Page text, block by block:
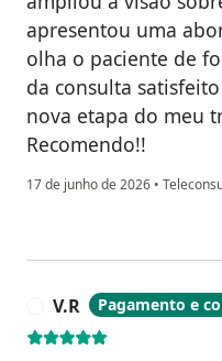
apresentou uma
olha o paciente de
da consulta
nova etapa do meu
Recomendo!!
17 de junho de 2026 •
V.R Pagamento e